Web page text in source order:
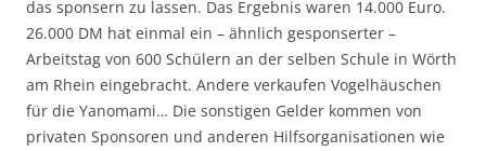
das sponsern zu lassen. Das Ergebnis waren 14.000 Euro.
26.000 DM hat einmal ein – ähnlich gesponserter –
Arbeitstag von 600 Schülern an der selben Schule in Wörth
am Rhein eingebracht. Andere verkaufen Vogelhäuschen
für die Yanomami… Die sonstigen Gelder kommen von
privaten Sponsoren und anderen Hilfsorganisationen wie